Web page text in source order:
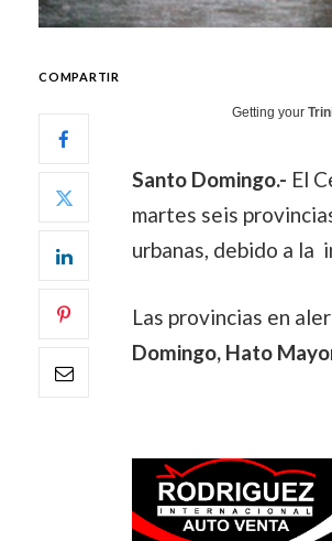
COMPARTIR
Getting your
Santo Domingo.- El
martes seis
urbanas, debido a la
Las provincias en
Domingo, Hato